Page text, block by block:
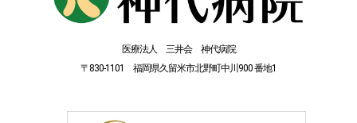
医療法人 三井会 神代病院
〒830-1101 福岡県久留米市北野町中川900 番地1